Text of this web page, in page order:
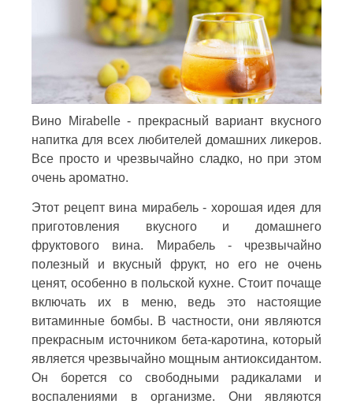
Вино Mirabelle - прекрасный вариант вкусного
напитка для всех любителей домашних ликеров.
Все просто и чрезвычайно сладко, но при этом
очень ароматно.
Этот рецепт вина мирабель - хорошая идея для
приготовления вкусного и домашнего
фруктового вина. Мирабель - чрезвычайно
полезный и вкусный фрукт, но его не очень
ценят, особенно в польской кухне. Стоит почаще
включать их в меню, ведь это настоящие
витаминные бомбы. В частности, они являются
прекрасным источником бета-каротина, который
является чрезвычайно мощным антиоксидантом.
Он борется со свободными радикалами и
воспалениями в организме. Они являются